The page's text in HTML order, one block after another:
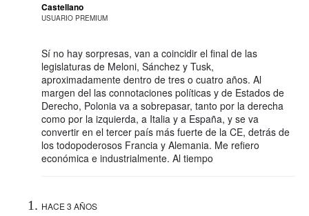
Castellano
USUARIO PREMIUM
Sí no hay sorpresas, van a coincidir el final de las
legislaturas de Meloni, Sánchez y Tusk,
aproximadamente dentro de tres o cuatro años. Al
margen del las connotaciones políticas y de Estados de
Derecho, Polonia va a sobrepasar, tanto por la derecha
como por la izquierda, a Italia y a España, y se va
convertir en el tercer país más fuerte de la CE, detrás de
los todopoderosos Francia y Alemania. Me refiero
económica e industrialmente. Al tiempo
HACE 3 AÑOS